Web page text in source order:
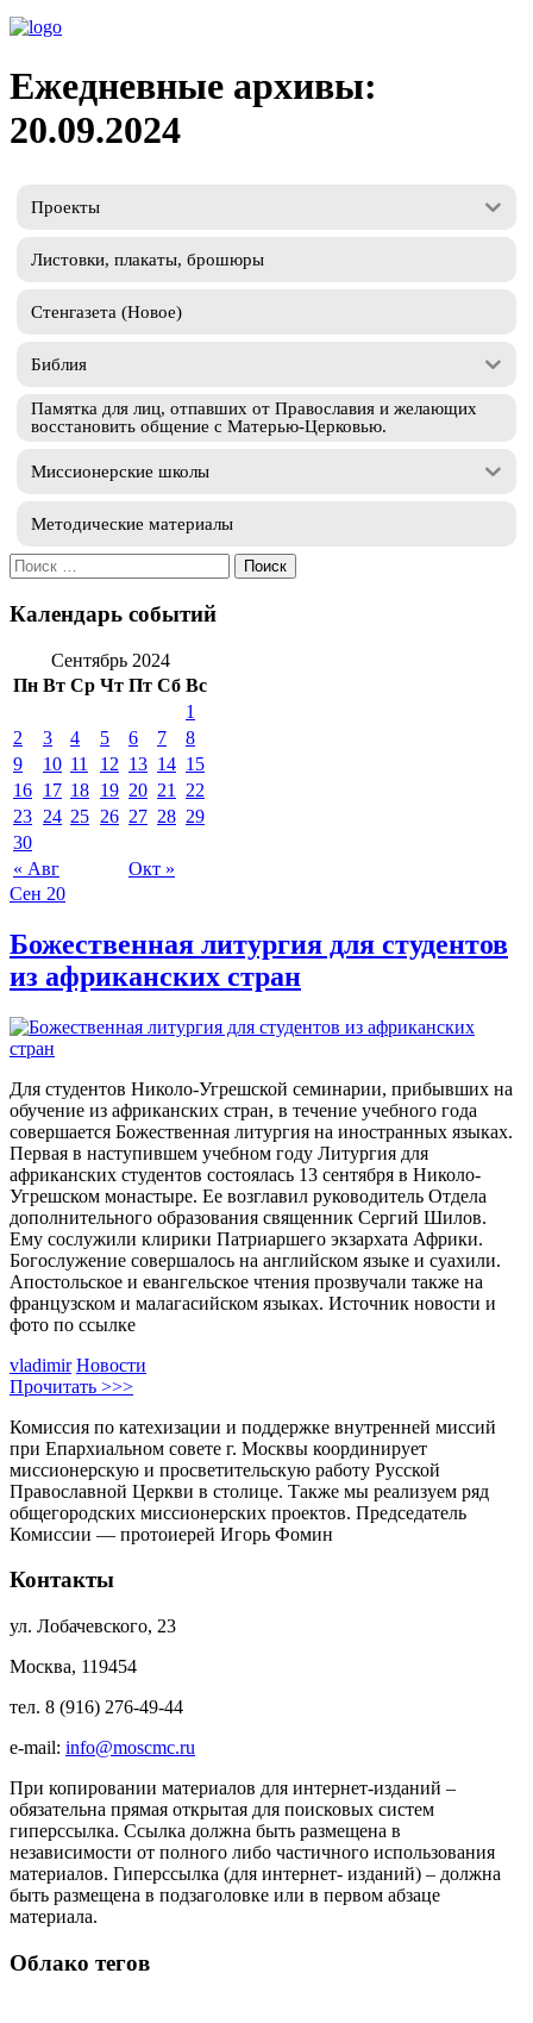
Ежедневные архивы:
20.09.2024
Проекты
Листовки, плакаты, брошюры
Стенгазета (Новое)
Библия
Памятка для лиц, отпавших от Православия и желающих
восстановить общение с Матерью-Церковью.
Миссионерские школы
Методические материалы
Искать:
Календарь событий
Сентябрь 2024
Пн Вт Ср Чт Пт Сб Вс
« Авг Окт »
1
2
3 4 5 6 7
8
9
10 11 12 13 14 15
16 17 18 19 20 21
22
23 24 25 26 27 28 29
30
Сен 20
Божественная литургия для студентов
из африканских стран
Для студентов Николо-Угрешской семинарии, прибывших на
обучение из африканских стран, в течение учебного года
совершается Божественная литургия на иностранных языках.
Первая в наступившем учебном году Литургия для
африканских студентов состоялась 13 сентября в Николо-
Угрешском монастыре. Ее возглавил руководитель Отдела
дополнительного образования священник Сергий Шилов.
Ему сослужили клирики Патриаршего экзархата Африки.
Богослужение совершалось на английском языке и суахили.
Апостольское и евангельское чтения прозвучали также на
французском и малагасийском языках. Источник новости и
фото по ссылке
vladimir Новости
Прочитать >>>
Комиссия по катехизации и поддержке внутренней миссий
при Епархиальном совете г. Москвы координирует
миссионерскую и просветительскую работу Русской
Православной Церкви в столице. Также мы реализуем ряд
общегородских миссионерских проектов. Председатель
Комиссии — протоиерей Игорь Фомин
Контакты
ул. Лобачевского, 23
Москва, 119454
тел. 8 (916) 276-49-44
e-mail: info@moscmc.ru
При копировании материалов для интернет-изданий –
обязательна прямая открытая для поисковых систем
гиперссылка. Ссылка должна быть размещена в
независимости от полного либо частичного использования
материалов. Гиперссылка (для интернет- изданий) – должна
быть размещена в подзаголовке или в первом абзаце
материала.
Облако тегов